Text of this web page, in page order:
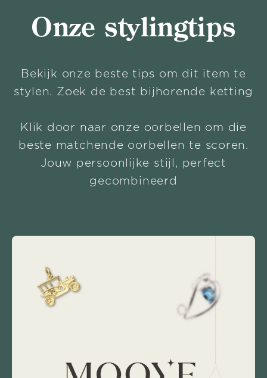
Onze stylingtips
Bekijk onze beste tips om dit item te
stylen. Zoek de best bijhorende ketting
Klik door naar onze oorbellen om die
beste matchende oorbellen te scoren.
Jouw persoonlijke stijl, perfect
gecombineerd